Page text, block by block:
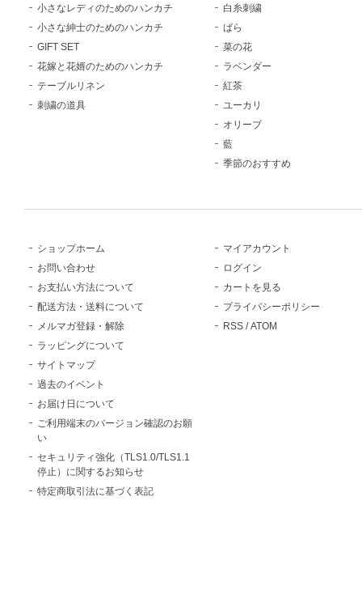
小さなレディのためのハンカチ
小さな紳士のためのハンカチ
GIFT SET
花嫁と花婿のためのハンカチ
テーブルリネン
刺繍の道具
白糸刺繍
ばら
菜の花
ラベンダー
紅茶
ユーカリ
オリーブ
藍
季節のおすすめ
ショップホーム
お問い合わせ
お支払い方法について
配送方法・送料について
メルマガ登録・解除
ラッピングについて
サイトマップ
過去のイベント
お届け日について
ご利用端末のバージョン確認のお願
い
セキュリティ強化（TLS1.0/TLS1.1
停止）に関するお知らせ
特定商取引法に基づく表記
マイアカウント
ログイン
カートを見る
プライバシーポリシー
RSS /ATOM